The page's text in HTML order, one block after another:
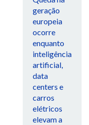
geração
europeia
ocorre
enquanto
inteligência
artificial,
data
centers e
carros
elétricos
elevam a